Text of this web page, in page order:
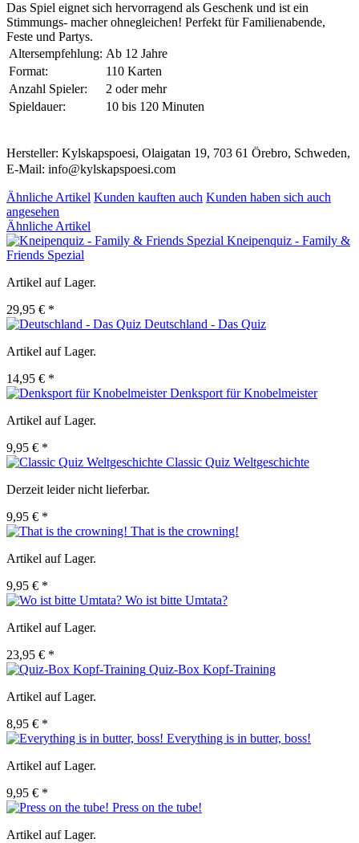
Das Spiel eignet sich hervorragend als Geschenk und ist ein
Stimmungs- macher ohnegleichen! Perfekt für Familienabende,
Feste und Partys.
Altersempfehlung: Ab 12 Jahre
Format:
110 Karten
Anzahl Spieler:
2 oder mehr
Spieldauer:
10 bis 120 Minuten
Hersteller: Kylskapspoesi, Olaigatan 19, 703 61 Örebro, Schweden,
E-Mail: info@kylskapspoesi.com
Ähnliche Artikel Kunden kauften auch Kunden haben sich auch
angesehen
Ähnliche Artikel
Kneipenquiz - Family &
Friends Spezial
Artikel auf Lager.
29,95 € *
Deutschland - Das Quiz
Artikel auf Lager.
14,95 € *
Denksport für Knobelmeister
Artikel auf Lager.
9,95 € *
Classic Quiz Weltgeschichte
Derzeit leider nicht lieferbar.
9,95 € *
That is the crowning!
Artikel auf Lager.
9,95 € *
Wo ist bitte Umtata?
Artikel auf Lager.
23,95 € *
Quiz-Box Kopf-Training
Artikel auf Lager.
8,95 € *
Everything is in butter, boss!
Artikel auf Lager.
9,95 € *
Press on the tube!
Artikel auf Lager.